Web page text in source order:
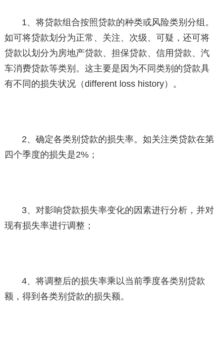
1、将贷款组合按照贷款的种类或风险类别分组。
如可将贷款划分为正常、关注、次级、可疑，还可将
贷款以划分为房地产贷款、担保贷款、信用贷款、汽
车消费贷款等类别。这主要是因为不同类别的贷款具
有不同的损失状况（different loss history）。
2、确定各类别贷款的损失率。如关注类贷款在第
四个季度的损失是2%；
3、对影响贷款损失率变化的因素进行分析，并对
现有损失率进行调整；
4、将调整后的损失率乘以当前季度各类别贷款
额，得到各类别贷款的损失额。